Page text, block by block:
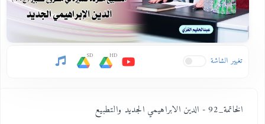
تغيير الشاشة HD
SD
الخاتمة_92 - الدين الابراهيمي الجديد والتطبيع